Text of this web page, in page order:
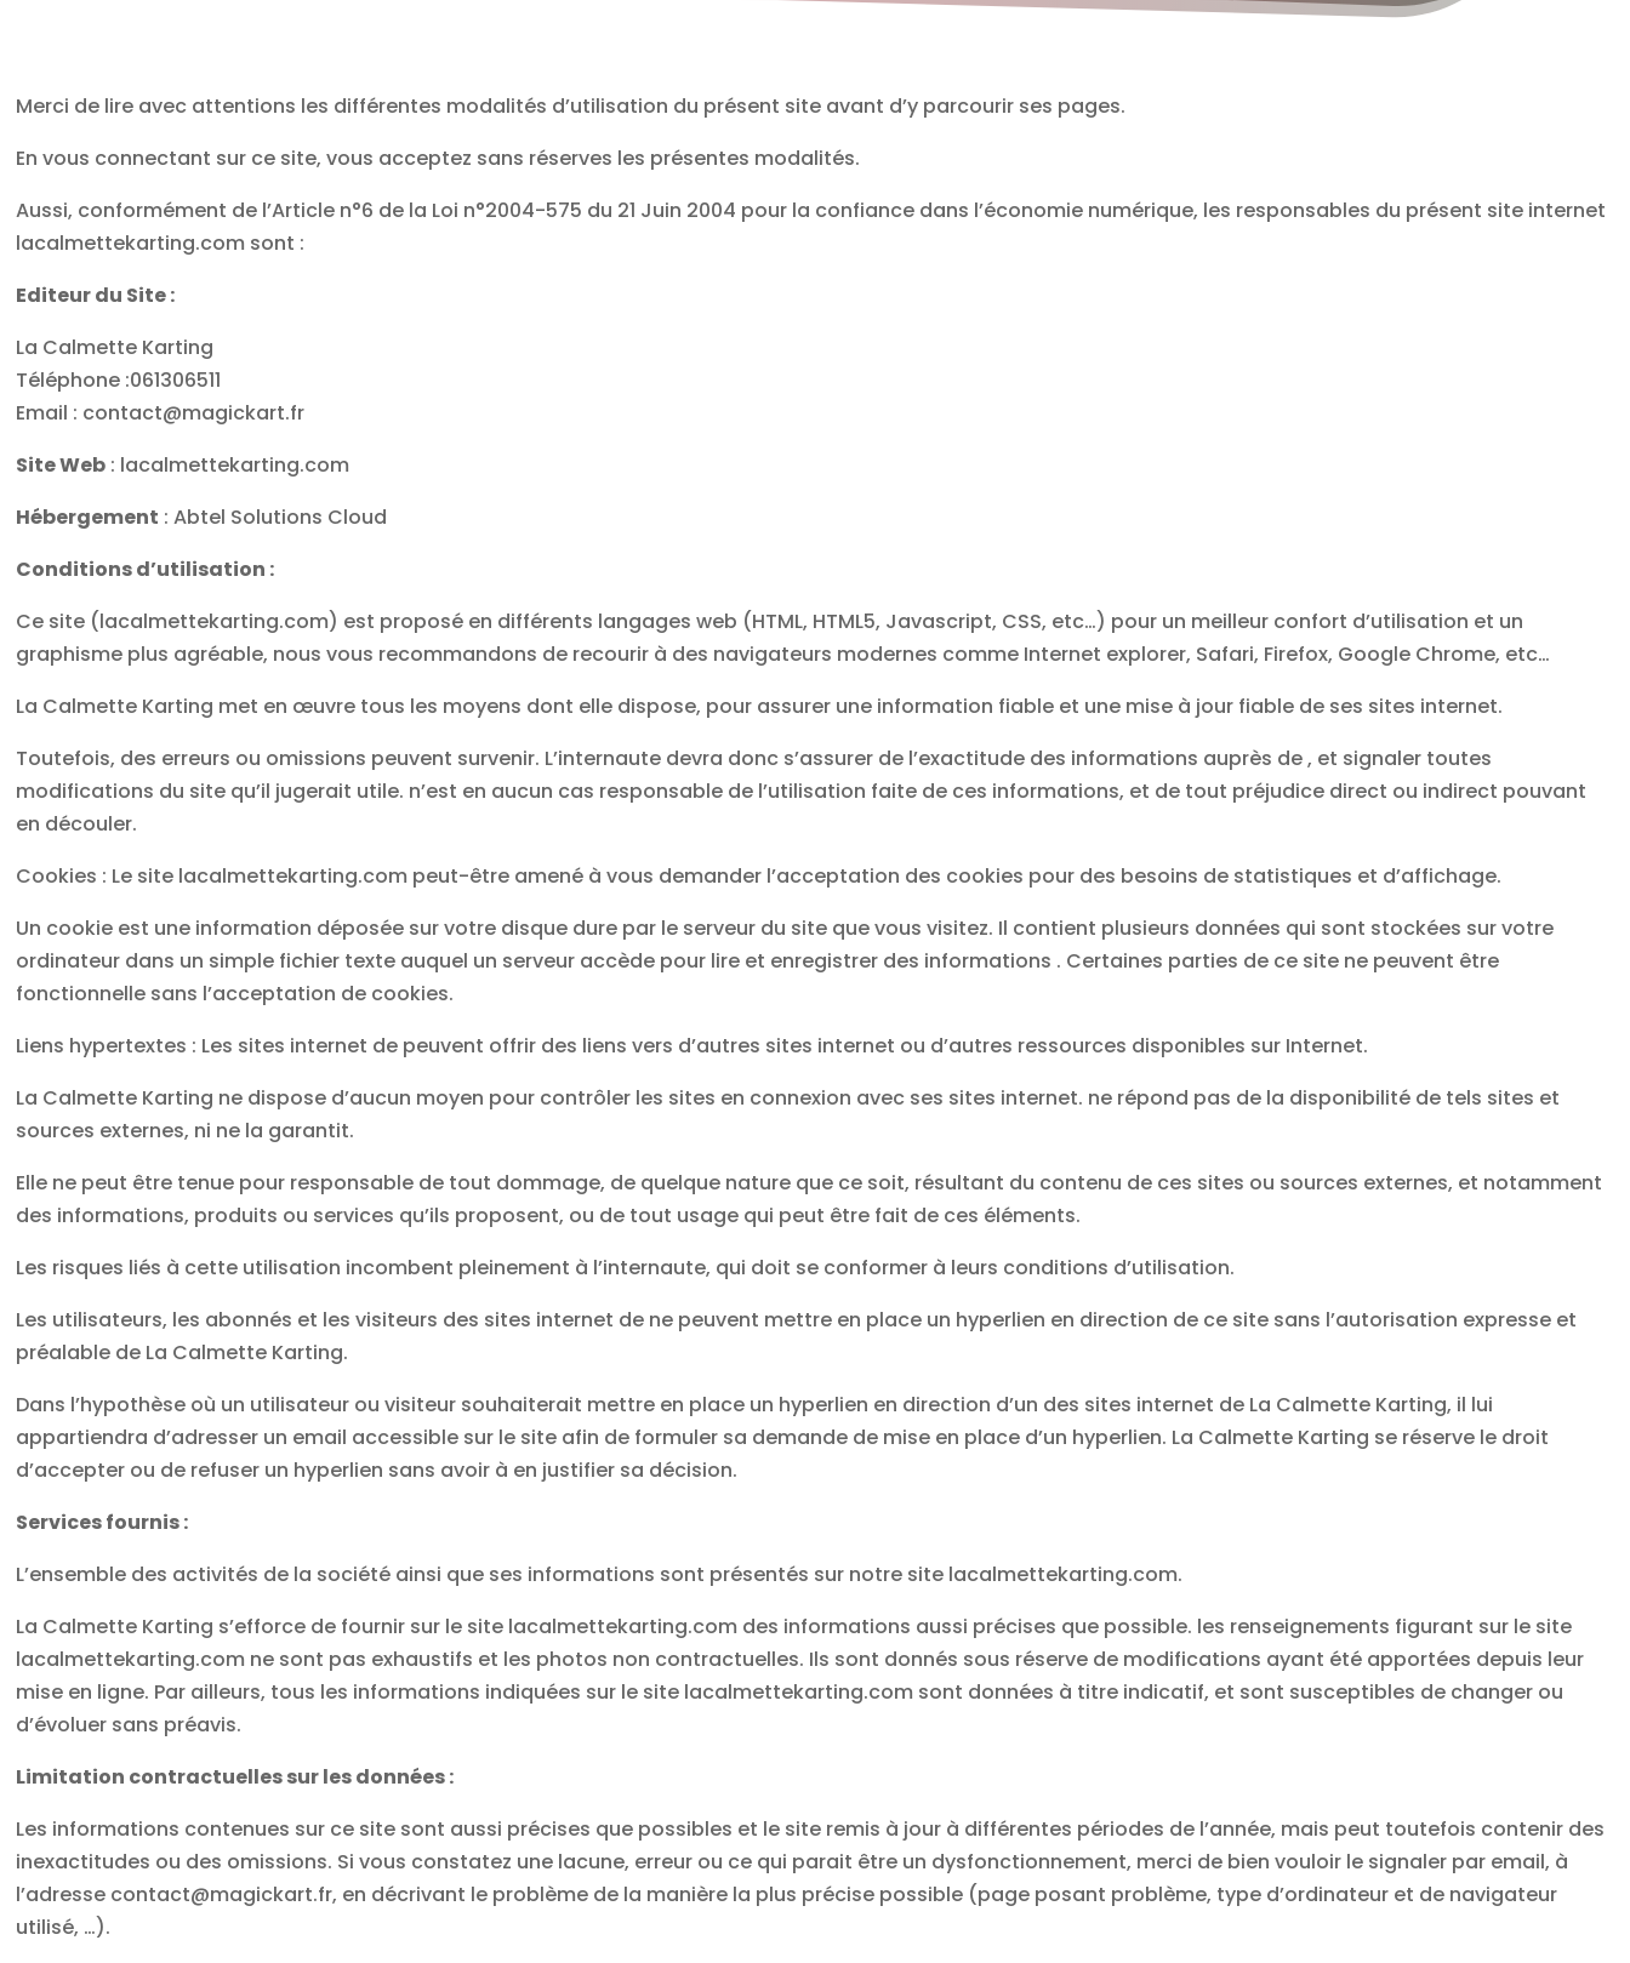
Merci de lire avec attentions les différentes modalités d’utilisation du présent site avant d’y parcourir ses pages.
En vous connectant sur ce site, vous acceptez sans réserves les présentes modalités.
Aussi, conformément de l’Article n°6 de la Loi n°2004-575 du 21 Juin 2004 pour la confiance dans l’économie numérique, les responsables du présent site internet
lacalmettekarting.com sont :
Editeur du Site :
La Calmette Karting
Téléphone :061306511
Email : contact@magickart.fr
Site Web : lacalmettekarting.com
Hébergement : Abtel Solutions Cloud
Conditions d’utilisation :
Ce site (lacalmettekarting.com) est proposé en différents langages web (HTML, HTML5, Javascript, CSS, etc…) pour un meilleur confort d’utilisation et un
graphisme plus agréable, nous vous recommandons de recourir à des navigateurs modernes comme Internet explorer, Safari, Firefox, Google Chrome, etc…
La Calmette Karting met en œuvre tous les moyens dont elle dispose, pour assurer une information fiable et une mise à jour fiable de ses sites internet.
Toutefois, des erreurs ou omissions peuvent survenir. L’internaute devra donc s’assurer de l’exactitude des informations auprès de , et signaler toutes
modifications du site qu’il jugerait utile. n’est en aucun cas responsable de l’utilisation faite de ces informations, et de tout préjudice direct ou indirect pouvant
en découler.
Cookies : Le site lacalmettekarting.com peut-être amené à vous demander l’acceptation des cookies pour des besoins de statistiques et d’affichage.
Un cookie est une information déposée sur votre disque dure par le serveur du site que vous visitez. Il contient plusieurs données qui sont stockées sur votre
ordinateur dans un simple fichier texte auquel un serveur accède pour lire et enregistrer des informations . Certaines parties de ce site ne peuvent être
fonctionnelle sans l’acceptation de cookies.
Liens hypertextes : Les sites internet de peuvent offrir des liens vers d’autres sites internet ou d’autres ressources disponibles sur Internet.
La Calmette Karting ne dispose d’aucun moyen pour contrôler les sites en connexion avec ses sites internet. ne répond pas de la disponibilité de tels sites et
sources externes, ni ne la garantit.
Elle ne peut être tenue pour responsable de tout dommage, de quelque nature que ce soit, résultant du contenu de ces sites ou sources externes, et notamment
des informations, produits ou services qu’ils proposent, ou de tout usage qui peut être fait de ces éléments.
Les risques liés à cette utilisation incombent pleinement à l’internaute, qui doit se conformer à leurs conditions d’utilisation.
Les utilisateurs, les abonnés et les visiteurs des sites internet de ne peuvent mettre en place un hyperlien en direction de ce site sans l’autorisation expresse et
préalable de La Calmette Karting.
Dans l’hypothèse où un utilisateur ou visiteur souhaiterait mettre en place un hyperlien en direction d’un des sites internet de La Calmette Karting, il lui
appartiendra d’adresser un email accessible sur le site afin de formuler sa demande de mise en place d’un hyperlien. La Calmette Karting se réserve le droit
d’accepter ou de refuser un hyperlien sans avoir à en justifier sa décision.
Services fournis :
L’ensemble des activités de la société ainsi que ses informations sont présentés sur notre site lacalmettekarting.com.
La Calmette Karting s’efforce de fournir sur le site lacalmettekarting.com des informations aussi précises que possible. les renseignements figurant sur le site
lacalmettekarting.com ne sont pas exhaustifs et les photos non contractuelles. Ils sont donnés sous réserve de modifications ayant été apportées depuis leur
mise en ligne. Par ailleurs, tous les informations indiquées sur le site lacalmettekarting.com sont données à titre indicatif, et sont susceptibles de changer ou
d’évoluer sans préavis.
Limitation contractuelles sur les données :
Les informations contenues sur ce site sont aussi précises que possibles et le site remis à jour à différentes périodes de l’année, mais peut toutefois contenir des
inexactitudes ou des omissions. Si vous constatez une lacune, erreur ou ce qui parait être un dysfonctionnement, merci de bien vouloir le signaler par email, à
l’adresse contact@magickart.fr, en décrivant le problème de la manière la plus précise possible (page posant problème, type d’ordinateur et de navigateur
utilisé, …).